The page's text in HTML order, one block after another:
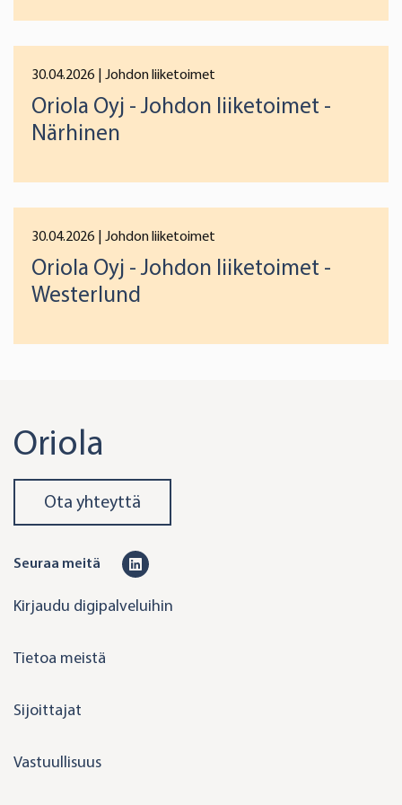
30.04.2026 | Johdon liiketoimet
Oriola Oyj - Johdon liiketoimet -
Närhinen
30.04.2026 | Johdon liiketoimet
Oriola Oyj - Johdon liiketoimet -
Westerlund
Oriola
Ota yhteyttä
Seuraa meitä
n
Kirjaudu digipalveluihin
Tietoa meistä
Sijoittajat
Vastuullisuus